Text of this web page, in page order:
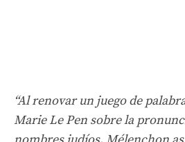
“Al renovar un juego de
Marie Le Pen sobre la